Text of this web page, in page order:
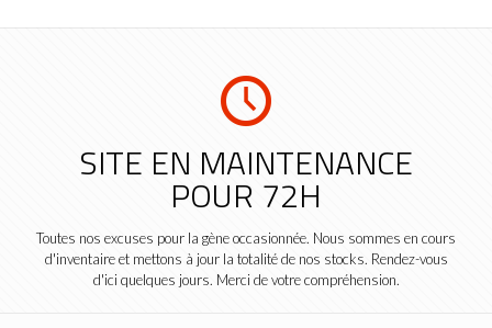
SITE EN MAINTENANCE
POUR 72H
Toutes nos excuses pour la gène occasionnée. Nous sommes en cours
d'inventaire et mettons à jour la totalité de nos stocks. Rendez-vous
d'ici quelques jours. Merci de votre compréhension.